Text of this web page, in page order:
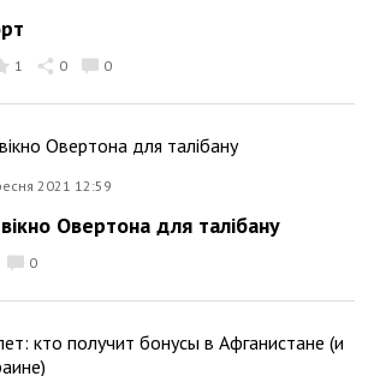
1 0 0
2021 12:59
Овертона для талібану
0